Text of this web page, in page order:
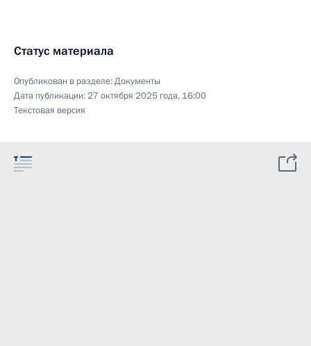
Статус материала
Опубликован в разделе:Документы
Дата публикации:27 октября 2025 года, 16:00
Текстовая версия